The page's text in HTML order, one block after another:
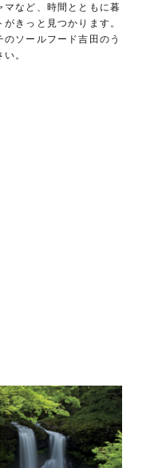
など、時間とともに暮
きっと見つかります。
ソールフード吉田のう
。